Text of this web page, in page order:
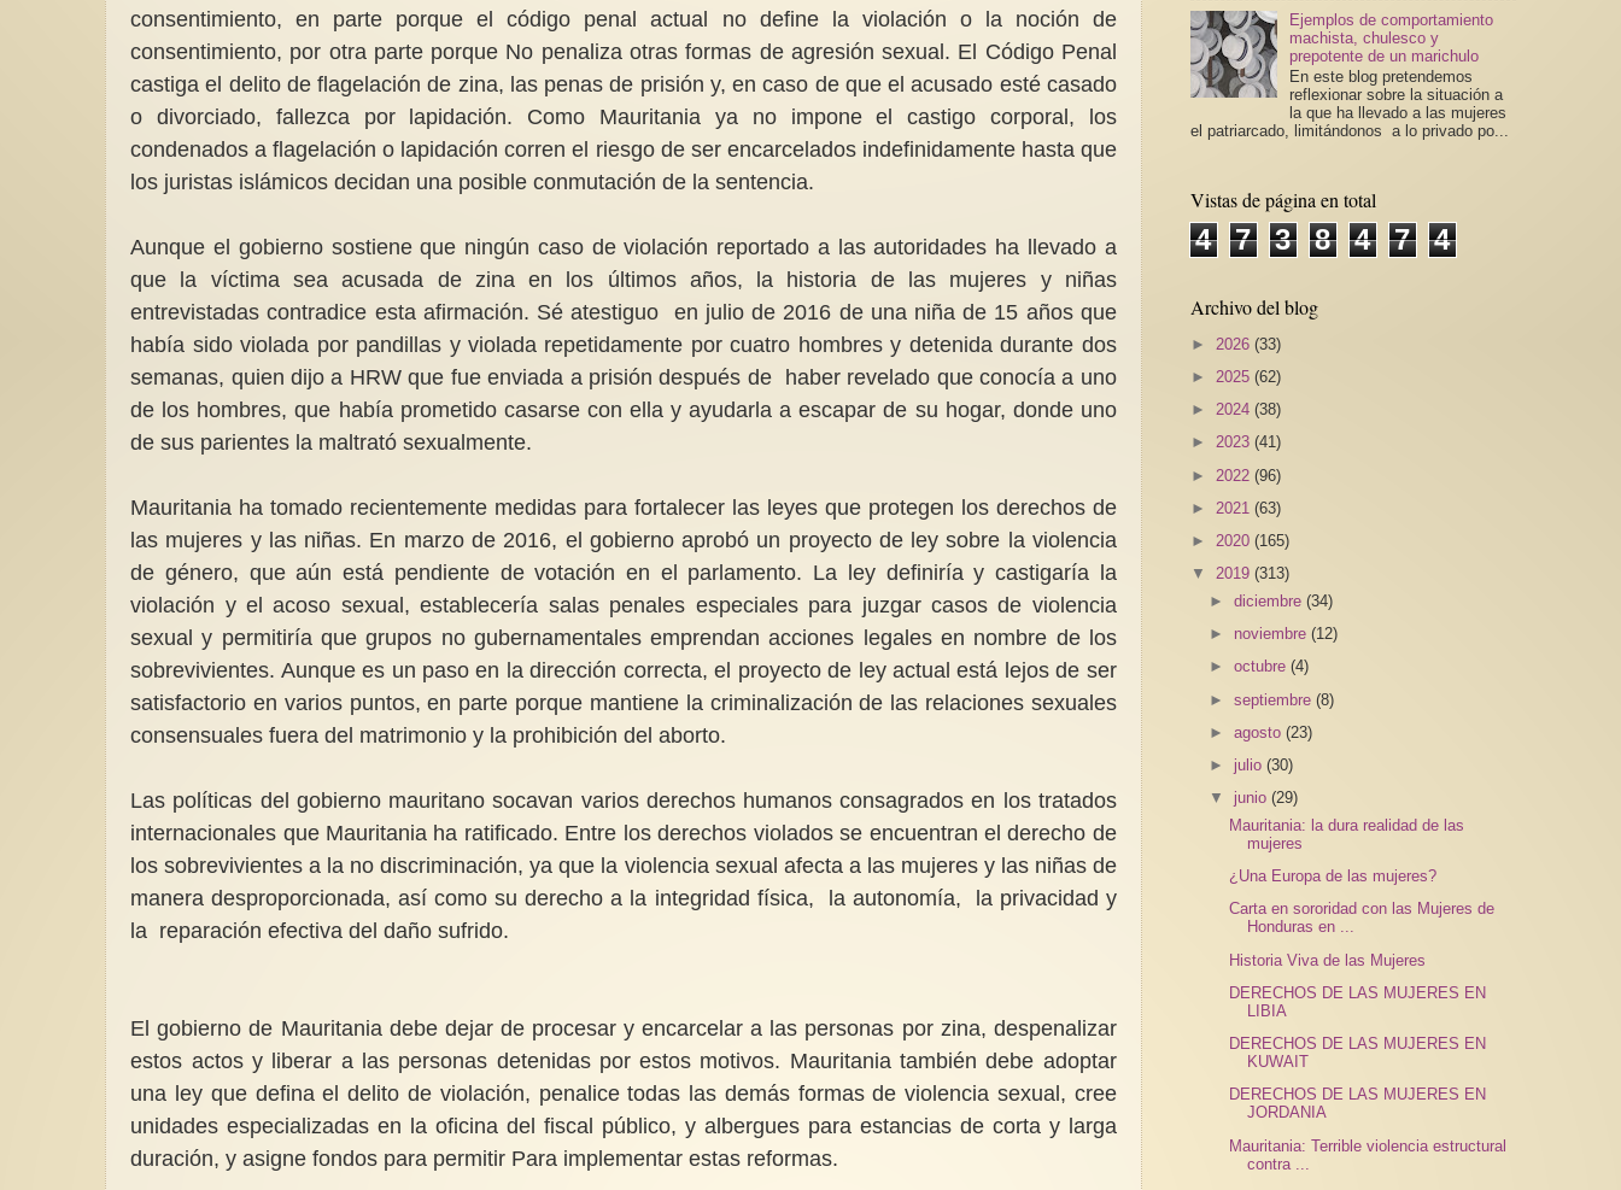
consentimiento, en parte porque el código penal actual no define la violación o la noción de
consentimiento, por otra parte porque No penaliza otras formas de agresión sexual. El Código Penal
castiga el delito de flagelación de zina, las penas de prisión y, en caso de que el acusado esté casado
o divorciado, fallezca por lapidación. Como Mauritania ya no impone el castigo corporal, los
condenados a flagelación o lapidación corren el riesgo de ser encarcelados indefinidamente hasta que
los juristas islámicos decidan una posible conmutación de la sentencia.
Aunque el gobierno sostiene que ningún caso de violación reportado a las autoridades ha llevado a
que la víctima sea acusada de zina en los últimos años, la historia de las mujeres y niñas
entrevistadas contradice esta afirmación. Sé atestiguo en julio de 2016 de una niña de 15 años que
había sido violada por pandillas y violada repetidamente por cuatro hombres y detenida durante dos
semanas, quien dijo a HRW que fue enviada a prisión después de haber revelado que conocía a uno
de los hombres, que había prometido casarse con ella y ayudarla a escapar de su hogar, donde uno
de sus parientes la maltrató sexualmente.
Mauritania ha tomado recientemente medidas para fortalecer las leyes que protegen los derechos de
las mujeres y las niñas. En marzo de 2016, el gobierno aprobó un proyecto de ley sobre la violencia
de género, que aún está pendiente de votación en el parlamento. La ley definiría y castigaría la
violación y el acoso sexual, establecería salas penales especiales para juzgar casos de violencia
sexual y permitiría que grupos no gubernamentales emprendan acciones legales en nombre de los
sobrevivientes. Aunque es un paso en la dirección correcta, el proyecto de ley actual está lejos de ser
satisfactorio en varios puntos, en parte porque mantiene la criminalización de las relaciones sexuales
consensuales fuera del matrimonio y la prohibición del aborto.
Las políticas del gobierno mauritano socavan varios derechos humanos consagrados en los tratados
internacionales que Mauritania ha ratificado. Entre los derechos violados se encuentran el derecho de
los sobrevivientes a la no discriminación, ya que la violencia sexual afecta a las mujeres y las niñas de
manera desproporcionada, así como su derecho a la integridad física, la autonomía, la privacidad y
la reparación efectiva del daño sufrido.
El gobierno de Mauritania debe dejar de procesar y encarcelar a las personas por zina, despenalizar
estos actos y liberar a las personas detenidas por estos motivos. Mauritania también debe adoptar
una ley que defina el delito de violación, penalice todas las demás formas de violencia sexual, cree
unidades especializadas en la oficina del fiscal público, y albergues para estancias de corta y larga
duración, y asigne fondos para permitir Para implementar estas reformas.
Ejemplos de comportamiento
machista, chulesco y
prepotente de un marichulo
En este blog pretendemos
reflexionar sobre la situación a
la que ha llevado a las mujeres
el patriarcado, limitándonos a lo privado po...
Vistas de página en total
4 7 3 8 4 7 4
Archivo del blog
► 2026 (33)
► 2025 (62)
► 2024 (38)
► 2023 (41)
► 2022 (96)
► 2021 (63)
► 2020 (165)
▼ 2019 (313)
►diciembre(34)
► noviembre(12)
►octubre(4)
►septiembre(8)
►agosto(23)
► julio(30)
▼ junio(29)
Mauritania: la dura realidad de las
mujeres
¿Una Europa de las mujeres?
Carta en sororidad con las Mujeres de
Honduras en ...
Historia Viva de las Mujeres
DERECHOS DE LAS MUJERES EN
LIBIA
DERECHOS DE LAS MUJERES EN
KUWAIT
DERECHOS DE LAS MUJERES EN
JORDANIA
Mauritania: Terrible violencia estructural
contra ...